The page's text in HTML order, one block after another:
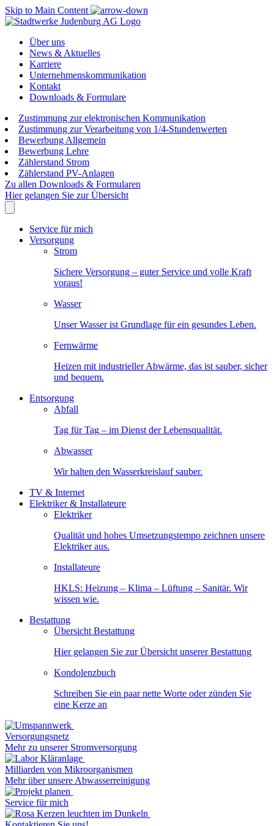
Skip to Main Content
Über uns
News & Aktuelles
Karriere
Unternehmenskommunikation
Kontakt
Downloads & Formulare
Zustimmung zur elektronischen Kommunikation
Zustimmung zur Verarbeitung von 1/4-Stundenwerten
Bewerbung Allgemein
Bewerbung Lehre
Zählerstand Strom
Zählerstand PV-Anlagen
Zu allen Downloads & Formularen
Hier gelangen Sie zur Übersicht
Service für mich
Versorgung
Strom
Sichere Versorgung – guter Service und volle Kraft
voraus!
Wasser
Unser Wasser ist Grundlage für ein gesundes Leben.
Fernwärme
Heizen mit industrieller Abwärme, das ist sauber, sicher
und bequem.
Entsorgung
Abfall
Tag für Tag – im Dienst der Lebensqualität.
Abwasser
Wir halten den Wasserkreislauf sauber.
TV & Internet
Elektriker & Installateure
Elektriker
Qualität und hohes Umsetzungstempo zeichnen unsere
Elektriker aus.
Installateure
HKLS: Heizung – Klima – Lüftung – Sanitär. Wir
wissen wie.
Bestattung
Übersicht Bestattung
Hier gelangen Sie zur Übersicht unserer Bestattung
Kondolenzbuch
Schreiben Sie ein paar nette Worte oder zünden Sie
eine Kerze an
Versorgungsnetz
Mehr zu unserer Stromversorgung
Milliarden von Mikroorganismen
Mehr über unsere Abwasserreinigung
Service für mich